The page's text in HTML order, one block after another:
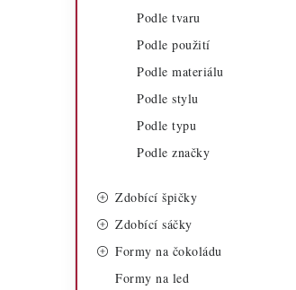
Podle tvaru
Podle použití
Podle materiálu
Podle stylu
Podle typu
Podle značky
Zdobící špičky
Zdobící sáčky
Formy na čokoládu
Formy na led